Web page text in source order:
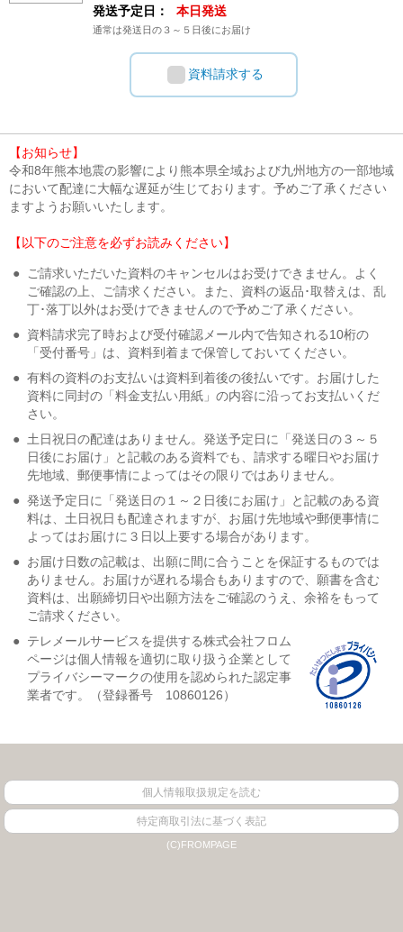
発送予定日：
本日発送
通常は発送日の３～５日後にお届け
資料請求する
【お知らせ】
令和8年熊本地震の影響により熊本県全域および九州地方の一部地域
において配達に大幅な遅延が生じております。予めご了承ください
ますようお願いいたします。
【以下のご注意を必ずお読みください】
●
ご請求いただいた資料のキャンセルはお受けできません。よく
ご確認の上、ご請求ください。また、資料の返品･取替えは、乱
丁･落丁以外はお受けできませんので予めご了承ください。
● 資料請求完了時および受付確認メール内で告知される10桁の
「受付番号」は、資料到着まで保管しておいてください。
● 有料の資料のお支払いは資料到着後の後払いです。お届けした
資料に同封の「料金支払い用紙」の内容に沿ってお支払いくだ
さい。
● 土日祝日の配達はありません。発送予定日に「発送日の３～５
日後にお届け」と記載のある資料でも、請求する曜日やお届け
先地域、郵便事情によってはその限りではありません。
● 発送予定日に「発送日の１～２日後にお届け」と記載のある資
料は、土日祝日も配達されますが、お届け先地域や郵便事情に
よってはお届けに３日以上要する場合があります。
● お届け日数の記載は、出願に間に合うことを保証するものでは
ありません。お届けが遅れる場合もありますので、願書を含む
資料は、出願締切日や出願方法をご確認のうえ、余裕をもって
ご請求ください。
● テレメールサービスを提供する株式会社フロム
ページは個人情報を適切に取り扱う企業として
プライバシーマークの使用を認められた認定事
業者です。（登録番号 10860126）
個人情報取扱規定を読む
特定商取引法に基づく表記
(C)FROMPAGE